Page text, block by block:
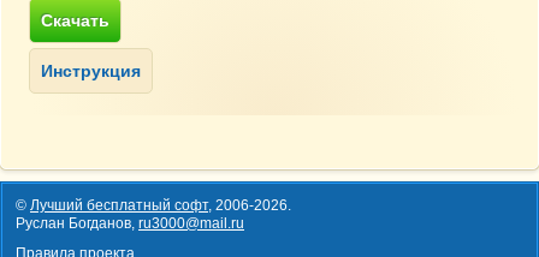
© Лучший бесплатный софт, 2006-2026.
Руслан Богданов, ru3000@mail.ru
Правила проекта